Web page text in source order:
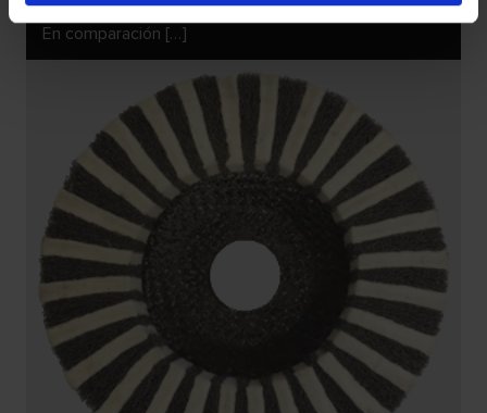
Discos de láminas de fieltro, con láminas horizontales
En comparación […]